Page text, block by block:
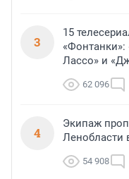
3
15
«Фонтанки»:
Лассо» и
62 096
4
Экипаж
Ленобласти
54 908